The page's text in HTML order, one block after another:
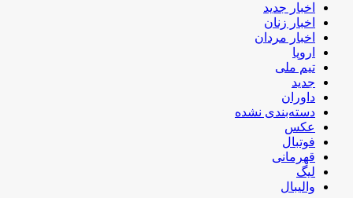
اخبار جدید
اخبار زنان
اخبار مردان
اروپا
تیم ملی
جدید
داوران
دسته‌بندی نشده
عکس
فوتبال
قهرمانی
لیگ
والیبال